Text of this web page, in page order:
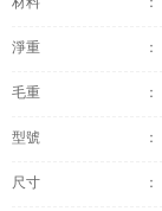
淨重 ：
毛重 ：
型號 ：
尺寸 ：